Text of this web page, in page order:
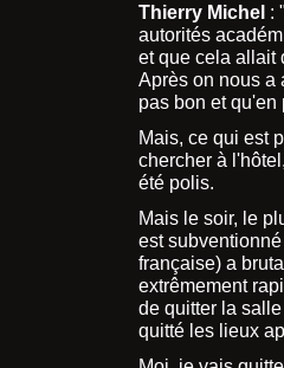
Thierry Michel :
autorités
et que cela allait
Après on nous a
pas bon et
Mais, ce qui est
chercher à
été polis.
Mais le soir, le
est
française) a
extrêmement
de quitter la
quitté les lieux